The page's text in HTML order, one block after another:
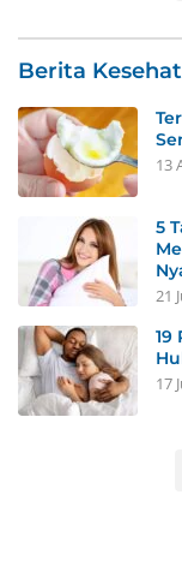
Berita
13
5
21
19
17